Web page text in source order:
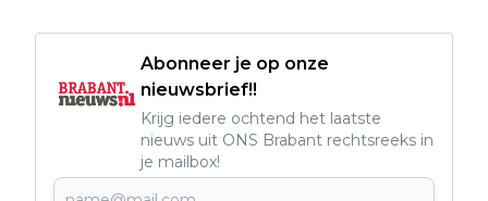
Abonneer je op onze
nieuwsbrief!!
Krijg iedere ochtend het laatste
nieuws uit ONS Brabant rechtsreeks in
je mailbox!